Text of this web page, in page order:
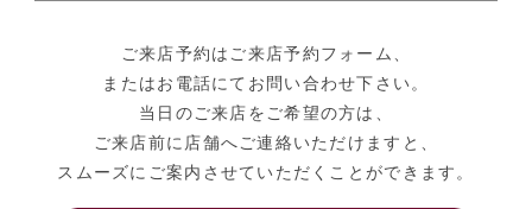
ご来店予約はご来店予約フォーム、
またはお電話にてお問い合わせ下さい。
当日のご来店をご希望の方は、
ご来店前に店舗へご連絡いただけますと、
スムーズにご案内させていただくことができます。